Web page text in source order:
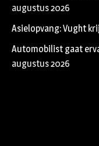
augustus 2026
Asielopvang: Vught
Automobilist gaat
augustus 2026